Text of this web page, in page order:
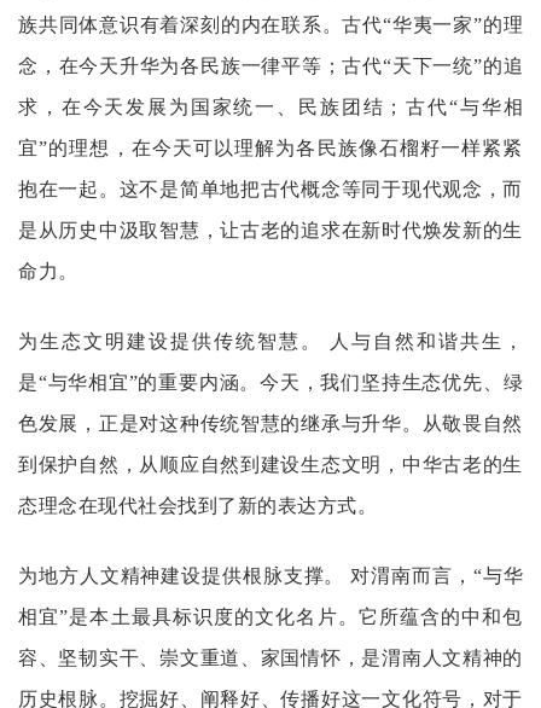
族共同体意识有着深刻的内在联系。古代“华夷一家”的理
念，在今天升华为各民族一律平等；古代“天下一统”的追
求，在今天发展为国家统一、民族团结；古代“与华相
宜”的理想，在今天可以理解为各民族像石榴籽一样紧紧
抱在一起。这不是简单地把古代概念等同于现代观念，而
是从历史中汲取智慧，让古老的追求在新时代焕发新的生
命力。
为生态文明建设提供传统智慧。
人与自然和谐共生，
是“与华相宜”的重要内涵。今天，我们坚持生态优先、绿
色发展，正是对这种传统智慧的继承与升华。从敬畏自然
到保护自然，从顺应自然到建设生态文明，中华古老的生
态理念在现代社会找到了新的表达方式。
为地方人文精神建设提供根脉支撑。 对渭南而言， “与华
相宜”是本土最具标识度的文化名片。它所蕴含的中和包
容、坚韧实干、崇文重道、家国情怀，是渭南人文精神的
历史根脉。挖掘好、阐释好、传播好这一文化符号，对于